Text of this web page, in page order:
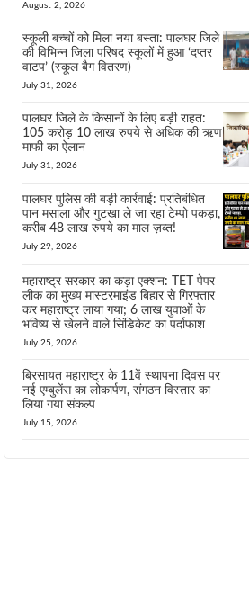
August 2, 2026
स्कूली बच्चों को मिला नया बस्ता: पालघर जिले
की विभिन्न जिला परिषद स्कूलों में हुआ ‘दप्तर
वाटप’ (स्कूल बैग वितरण)
July 31, 2026
पालघर जिले के किसानों के लिए बड़ी राहत:
105 करोड़ 10 लाख रुपये से अधिक की ऋण
माफी का ऐलान
July 31, 2026
पालघर पुलिस की बड़ी कार्रवाई: प्रतिबंधित
पान मसाला और गुटखा ले जा रहा टेम्पो पकड़ा,
करीब 48 लाख रुपये का माल ज़ब्त!
July 29, 2026
महाराष्ट्र सरकार का कड़ा एक्शन: TET पेपर
लीक का मुख्य मास्टरमाइंड बिहार से गिरफ्तार
कर महाराष्ट्र लाया गया; 6 लाख युवाओं के
भविष्य से खेलने वाले सिंडिकेट का पर्दाफाश
July 25, 2026
बिरसायत महाराष्ट्र के 11वें स्थापना दिवस पर
नई एम्बुलेंस का लोकार्पण, संगठन विस्तार का
लिया गया संकल्प
July 15, 2026